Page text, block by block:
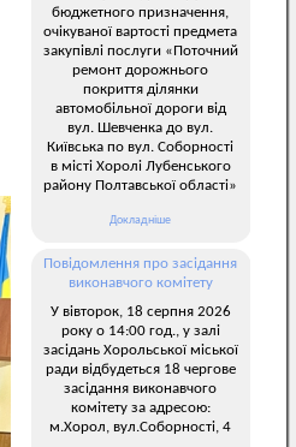
бюджетного призначення,
очікуваної вартості предмета
закупівлі послуги «Поточний
ремонт дорожнього
покриття ділянки
автомобільної дороги від
вул. Шевченка до вул.
Київська по вул. Соборності
в місті Хоролі Лубенського
району Полтавської області»
Докладніше
Повідомлення про засідання
виконавчого комітету
У вівторок, 18 серпня 2026
року о 14:00 год., у залі
засідань Хорольської міської
ради відбудеться 18 чергове
засідання виконавчого
комітету за адресою:
м.Хорол, вул.Соборності, 4